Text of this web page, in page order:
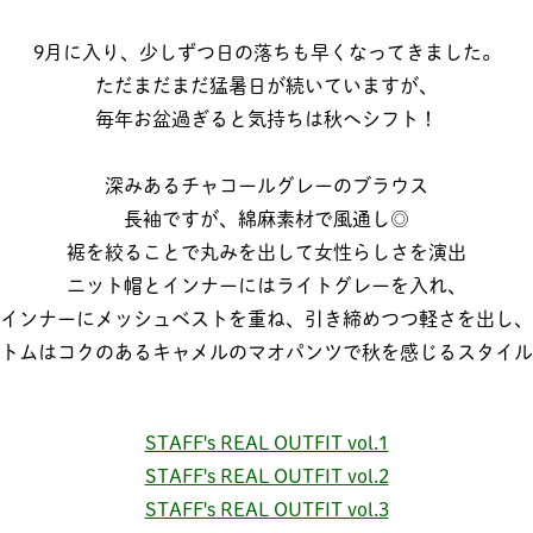
9月に入り、少しずつ日の落ちも早くなってきました。
ただまだまだ猛暑日が続いていますが、
毎年お盆過ぎると気持ちは秋へシフト！
深みあるチャコールグレーのブラウス
長袖ですが、綿麻素材で風通し◎
裾を絞ることで丸みを出して女性らしさを演出
ニット帽とインナーにはライトグレーを入れ、
インナーにメッシュベストを重ね、引き締めつつ軽さを出し、
ムはコクのあるキャメルのマオパンツで秋を感じるスタイ
STAFF's REAL OUTFIT vol.1
STAFF's REAL OUTFIT vol.2
STAFF's REAL OUTFIT vol.3